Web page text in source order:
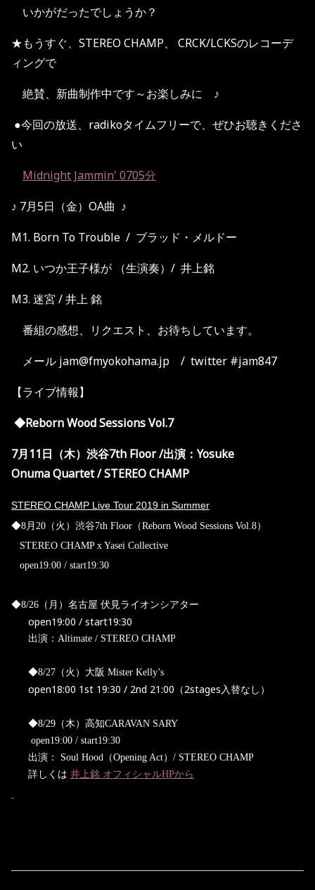
いかがだったでしょうか？
★もうすぐ、STEREO CHAMP、 CRCK/LCKSのレコーデ
ィングで
絶賛、新曲制作中です～お楽しみに ♪
●今回の放送、radikoタイムフリーで、ぜひお聴きくださ
い
Midnight Jammin' 0705分
♪ 7月5日（金）OA曲 ♪
M1. Born To Trouble / ブラッド・メルドー
M2. いつか王子様が （生演奏）/ 井上銘
M3. 迷宮 / 井上 銘
番組の感想、リクエスト、お待ちしています。
メール jam@fmyokohama.jp / twitter #jam847
【ライブ情報】
◆Reborn Wood Sessions Vol.7
7月11日（木）渋谷7th Floor/出演：Yosuke
Onuma Quartet / STEREO CHAMP
STEREO CHAMP Live Tour 2019 in Summer
◆8月20（火）渋谷7th Floor（Reborn Wood Sessions Vol.8）
STEREO CHAMP x Yasei Collective
open19:00 / start19:30
◆8/26 （月）名古屋 伏見ライオンシアター
open19:00 / start19:30
出演： Altimate / STEREO CHAMP
◆8/27（火）大阪 Mister Kelly’s
open18:00 1st 19:30 / 2nd 21:00 （ 2stages 入替なし）
◆8/29（木）高知CARAVAN SARY
open19:00 / start19:30
出演：
Soul Hood（Opening Act） / STEREO CHAMP
詳しくは 井上銘 オフィシャルHPから